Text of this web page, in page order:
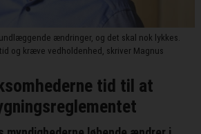
ændringer, og det skal nok lykkes.
og kræve vedholdenhed, skriver Magnus
tid til at